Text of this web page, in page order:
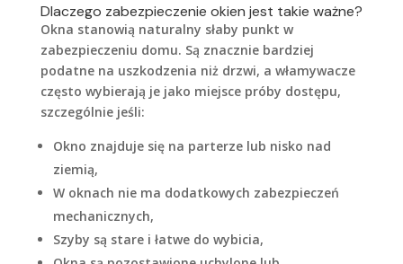
Dlaczego zabezpieczenie okien jest takie ważne?
Okna stanowią naturalny słaby punkt w
zabezpieczeniu domu. Są znacznie bardziej
podatne na uszkodzenia niż drzwi, a włamywacze
często wybierają je jako miejsce próby dostępu,
szczególnie jeśli:
Okno znajduje się na parterze lub nisko nad
ziemią,
W oknach nie ma dodatkowych zabezpieczeń
mechanicznych,
Szyby są stare i łatwe do wybicia,